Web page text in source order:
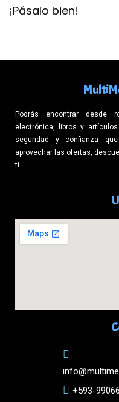
¡Pásalo bien!
Podrás encontrar desde
electrónica, libros y
seguridad y confianza
aprovechar las ofertas,
ti.
+593-